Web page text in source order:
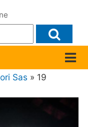
Sas » 19